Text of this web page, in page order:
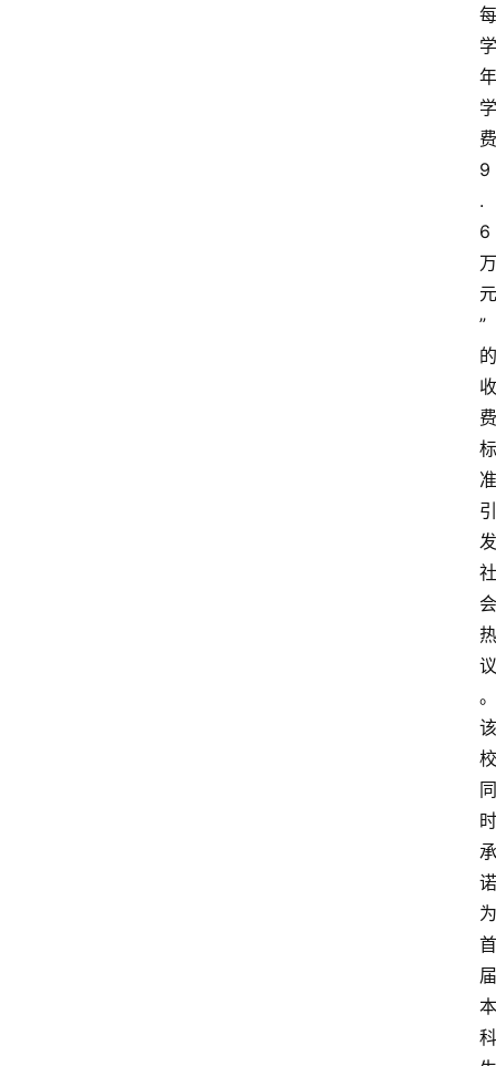
每
学
年
学
费
9
.
6
万
元
”
的
收
费
标
准
引
发
社
会
热
议
。
该
校
同
时
承
诺
为
首
届
本
科